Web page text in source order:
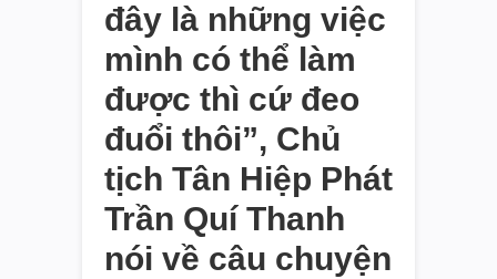
đây là những việc
mình có thể làm
được thì cứ đeo
đuổi thôi”, Chủ
tịch Tân Hiệp Phát
Trần Quí Thanh
nói về câu chuyện